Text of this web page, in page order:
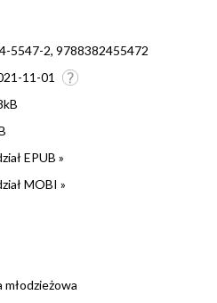
5547-2, 9788382455472
11-01
EPUB »
MOBI »